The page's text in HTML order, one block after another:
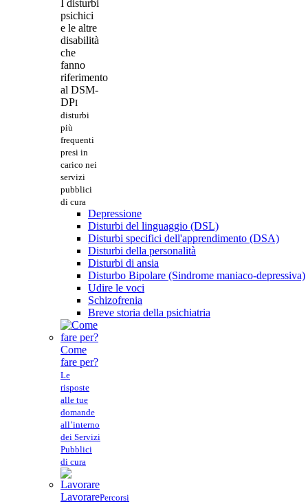
I disturbi
psichici
e le altre
disabilità
che
fanno
riferimento
al DSM-
DPI
disturbi
più
frequenti
presi in
carico nei
servizi
pubblici
di cura
Depressione
Disturbi del linguaggio (DSL)
Disturbi specifici dell'apprendimento (DSA)
Disturbi della personalità
Disturbi di ansia
Disturbo Bipolare (Sindrome maniaco-depressiva)
Udire le voci
Schizofrenia
Breve storia della psichiatria
Come
fare per?
Le
risposte
alle tue
domande
all’interno
dei Servizi
Pubblici
di cura
LavorarePercorsi